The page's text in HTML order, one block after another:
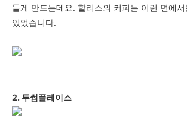
들게 만드는데요. 할리스의 커피는 이런 면에
있었습니다.
2. 투썸플레이스